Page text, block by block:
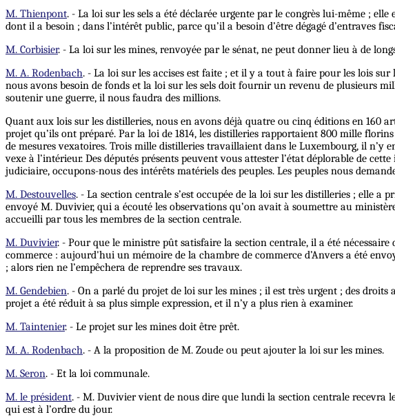
M. Thienpont. - La loi sur les sels a été déclarée urgente par le congrès lui-même ;
dont il a besoin ; dans l’intérêt public, parce qu’il a besoin d’être dégagé d’entraves
M. Corbisier. - La loi sur les mines, renvoyée par le sénat, ne peut donner lieu à de
M. A. Rodenbach. - La loi sur les accises est faite ; et il y a tout à faire pour les lois
nous avons besoin de fonds et la loi sur les sels doit fournir un revenu de plusieurs
soutenir une guerre, il nous faudra des millions.
Quant aux lois sur les distilleries, nous en avons déjà quatre ou cinq éditions en 160
projet qu’ils ont préparé. Par la loi de 1814, les distilleries rapportaient 800 mille
de mesures vexatoires. Trois mille distilleries travaillaient dans le Luxembourg, il n’y
vexe à l’intérieur. Des députés présents peuvent vous attester l’état déplorable de
judiciaire, occupons-nous des intérêts matériels des peuples. Les peuples nous
M. Destouvelles. - La section centrale s’est occupée de la loi sur les distilleries ; elle a
envoyé M. Duvivier, qui a écouté les observations qu’on avait à soumettre au
accueilli par tous les membres de la section centrale.
M. Duvivier. - Pour que le ministre pût satisfaire la section centrale, il a été
commerce : aujourd'hui un mémoire de la chambre de commerce d’Anvers a été
; alors rien ne l’empêchera de reprendre ses travaux.
M. Gendebien. - On a parlé du projet de loi sur les mines ; il est très urgent ; des
projet a été réduit à sa plus simple expression, et il n’y a plus rien à examiner.
M. Taintenier. - Le projet sur les mines doit être prêt.
M. A. Rodenbach. - A la proposition de M. Zoude ou peut ajouter la loi sur les mines.
M. Seron. - Et la loi communale.
M. le président. - M. Duvivier vient de nous dire que lundi la section centrale recevra
qui est à l’ordre du jour.